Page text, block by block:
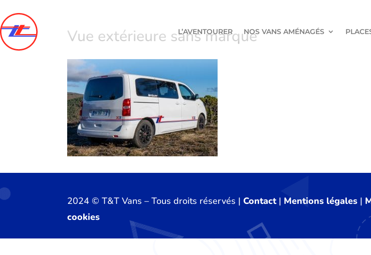
L’AVENTOURER NOS VANS AMÉNAGÉS
Vue extérieure sans marque
2024 ©️ T&T Vans – Tous droits réservés | Contact| Mentions légales |
cookies